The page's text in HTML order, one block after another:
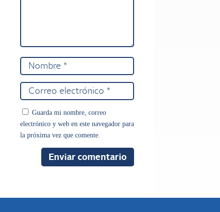
Guarda mi nombre, correo
electrónico y web en este navegador para
la próxima vez que comente.